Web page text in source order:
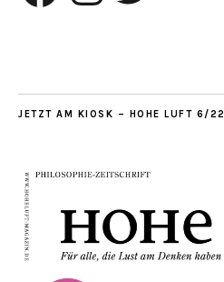
JETZT AM KIOSK – HOHE LUFT 6/22